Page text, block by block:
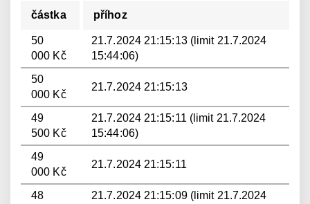
částka příhoz
50
000 Kč
21.7.2024 21:15:13 (limit 21.7.2024
15:44:06)
50
000 Kč
21.7.2024 21:15:13
49
500 Kč
21.7.2024 21:15:11 (limit 21.7.2024
15:44:06)
49
000 Kč
21.7.2024 21:15:11
48
21.7.2024 21:15:09 (limit 21.7.2024